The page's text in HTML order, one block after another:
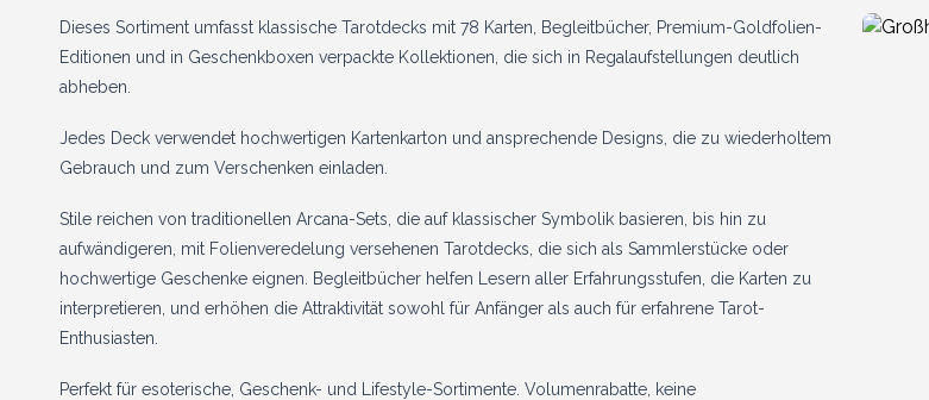
Dieses Sortiment umfasst klassische Tarotdecks mit 78 Karten, Begleitbücher, Premium-Goldfolien-
Editionen und in Geschenkboxen verpackte Kollektionen, die sich in Regalaufstellungen deutlich
abheben.
Jedes Deck verwendet hochwertigen Kartenkarton und ansprechende Designs, die zu wiederholtem
Gebrauch und zum Verschenken einladen.
Stile reichen von traditionellen Arcana-Sets, die auf klassischer Symbolik basieren, bis hin zu
aufwändigeren, mit Folienveredelung versehenen Tarotdecks, die sich als Sammlerstücke oder
hochwertige Geschenke eignen. Begleitbücher helfen Lesern aller Erfahrungsstufen, die Karten zu
interpretieren, und erhöhen die Attraktivität sowohl für Anfänger als auch für erfahrene Tarot-
Enthusiasten.
Perfekt für esoterische, Geschenk- und Lifestyle-Sortimente. Volumenrabatte, keine